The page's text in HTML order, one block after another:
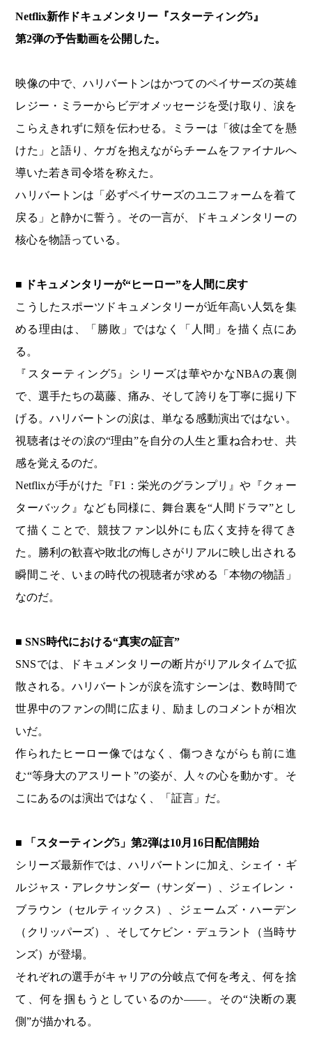
Netflix新作ドキュメンタリー『スターティング5』
第2弾の予告動画を公開した。
映像の中で、ハリバートンはかつてのペイサーズの英雄
レジー・ミラーからビデオメッセージを受け取り、涙を
こらえきれずに頬を伝わせる。ミラーは「彼は全てを懸
けた」と語り、ケガを抱えながらチームをファイナルへ
導いた若き司令塔を称えた。
ハリバートンは「必ずペイサーズのユニフォームを着て
戻る」と静かに誓う。その一言が、ドキュメンタリーの
核心を物語っている。
■ ドキュメンタリーが“ヒーロー”を人間に戻す
こうしたスポーツドキュメンタリーが近年高い人気を集
める理由は、「勝敗」ではなく「人間」を描く点にあ
る。
『スターティング5』シリーズは華やかなNBAの裏側
で、選手たちの葛藤、痛み、そして誇りを丁寧に掘り下
げる。ハリバートンの涙は、単なる感動演出ではない。
視聴者はその涙の“理由”を自分の人生と重ね合わせ、共
感を覚えるのだ。
Netflixが手がけた『F1：栄光のグランプリ』や『クォー
ターバック』なども同様に、舞台裏を“人間ドラマ”とし
て描くことで、競技ファン以外にも広く支持を得てき
た。勝利の歓喜や敗北の悔しさがリアルに映し出される
瞬間こそ、いまの時代の視聴者が求める「本物の物語」
なのだ。
■ SNS時代における“真実の証言”
SNSでは、ドキュメンタリーの断片がリアルタイムで拡
散される。ハリバートンが涙を流すシーンは、数時間で
世界中のファンの間に広まり、励ましのコメントが相次
いだ。
作られたヒーロー像ではなく、傷つきながらも前に進
む“等身大のアスリート”の姿が、人々の心を動かす。そ
こにあるのは演出ではなく、「証言」だ。
■ 「スターティング5」第2弾は10月16日配信開始
シリーズ最新作では、ハリバートンに加え、シェイ・ギ
ルジャス・アレクサンダー（サンダー）、ジェイレン・
ブラウン（セルティックス）、ジェームズ・ハーデン
（クリッパーズ）、そしてケビン・デュラント（当時サ
ンズ）が登場。
それぞれの選手がキャリアの分岐点で何を考え、何を捨
て、何を掴もうとしているのか——。その“決断の裏
側”が描かれる。